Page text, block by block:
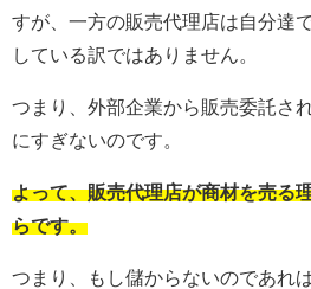
すが、一方の販売代理店は自分達
している訳ではありません。
つまり、外部企業から販売委託さ
にすぎないのです。
よって、販売代理店が商材を売る
らです。
つまり、もし儲からないのであれ